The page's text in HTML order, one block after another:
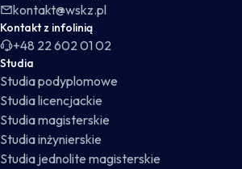
kontakt@wskz.pl
Kontakt z infolinią
+48 22 602 01 02
Studia
Studia podyplomowe
Studia licencjackie
Studia magisterskie
Studia inżynierskie
Studia jednolite magisterskie